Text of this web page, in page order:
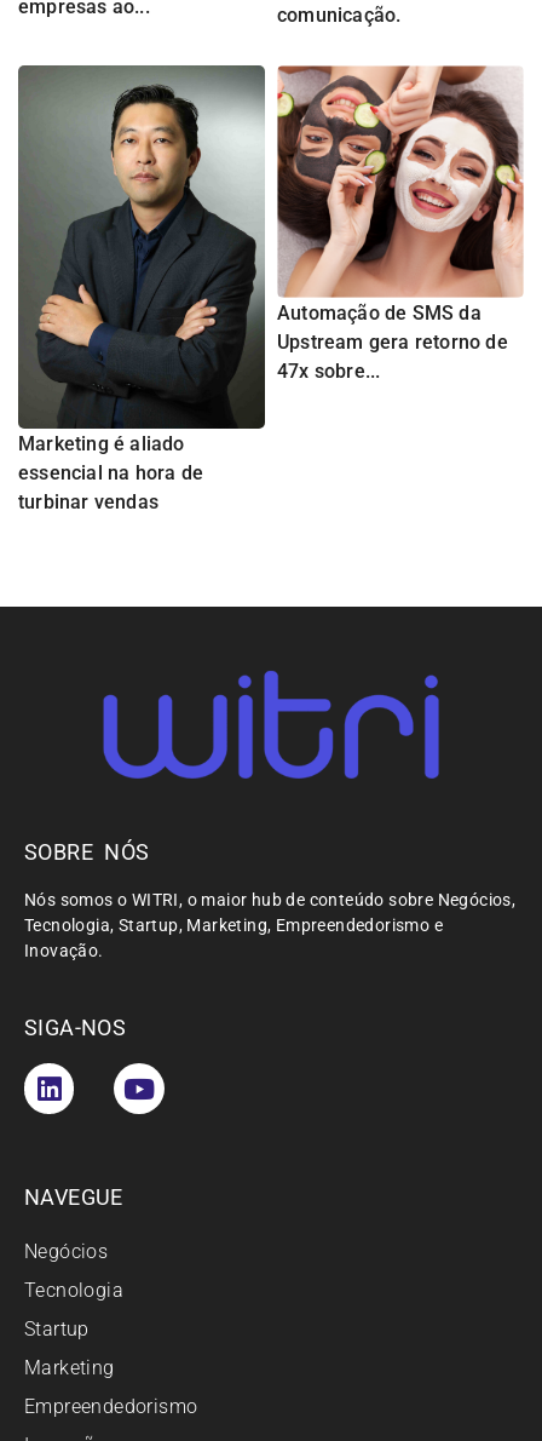
empresas ao...
comunicação.
Marketing é aliado
essencial na hora de
turbinar vendas
Automação de SMS da
Upstream gera retorno de
47x sobre...
SOBRE NÓS
Nós somos o WITRI, o maior hub de conteúdo sobre Negócios,
Tecnologia, Startup, Marketing, Empreendedorismo e
Inovação.
SIGA-NOS
NAVEGUE
Negócios
Tecnologia
Startup
Marketing
Empreendedorismo